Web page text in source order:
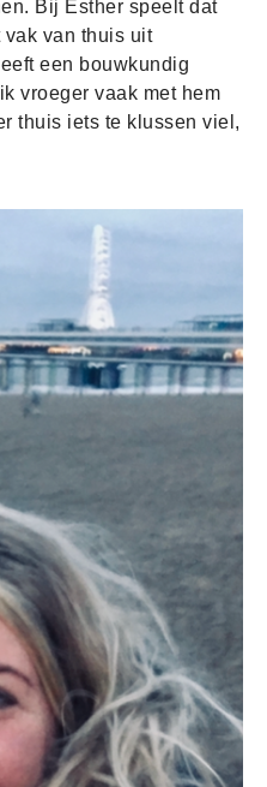
Bij Esther speelt dat
vak van thuis uit
een bouwkundig
vroeger vaak met hem
thuis iets te klussen viel,